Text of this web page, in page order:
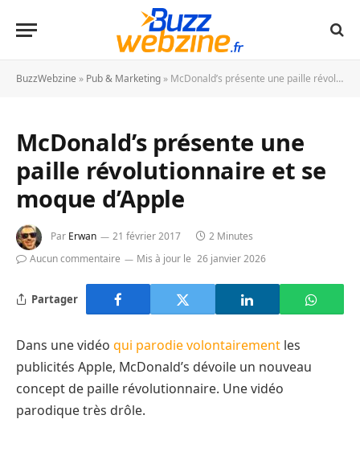
BuzzWebzine » Pub & Marketing » McDonald’s présente une paille révolutionnaire et se moque d’Apple
McDonald’s présente une
paille révolutionnaire et se
moque d’Apple
Par Erwan 21 février 2017
2 Minutes
Aucun commentaire
Mis à jour le 26 janvier 2026
Partager
Dans une vidéo qui parodie volontairement les
publicités Apple, McDonald’s dévoile un nouveau
concept de paille révolutionnaire. Une vidéo
parodique très drôle.